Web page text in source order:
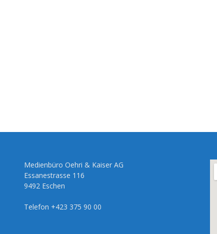
Medienbüro Oehri & Kaiser AG
Essanestrasse 116
9492 Eschen
Telefon +423 375 90 00